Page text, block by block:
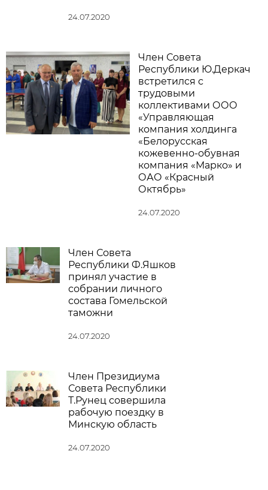
24.07.2020
Член Совета
Республики Ю.Деркач
встретился с
трудовыми
коллективами ООО
«Управляющая
компания холдинга
«Белорусская
кожевенно-обувная
компания «Марко» и
ОАО «Красный
Октябрь»
24.07.2020
Член Совета
Республики Ф.Яшков
принял участие в
собрании личного
состава Гомельской
таможни
24.07.2020
Член Президиума
Совета Республики
Т.Рунец совершила
рабочую поездку в
Минскую область
24.07.2020